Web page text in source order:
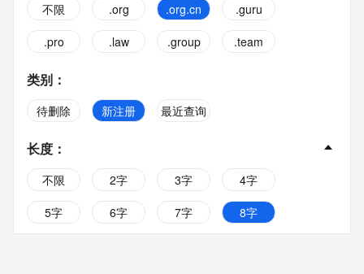
不限 .org .org.cn
.guru
.pro
.law .group .team
类别 ：
待删除 新注册 最近查询
长度 ：
不限 2字 3字
4字
5字
6字 7字
8字